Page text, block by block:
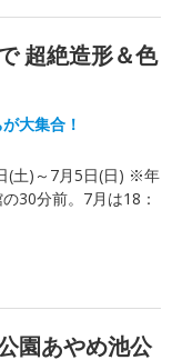
超絶造形＆色
大集合！
(土)～7月5日(日) ※年
30分前。7月は18：
園あやめ池公